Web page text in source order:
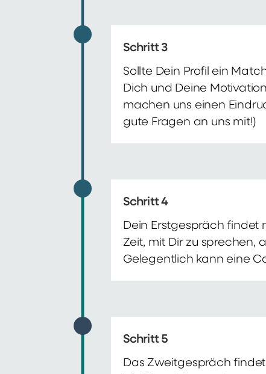
Schritt 3
Sollte Dein Profil ein
Dich und Deine
machen uns einen
gute Fragen an uns mit!)
Schritt 4
Dein Erstgespräch findet
Zeit, mit Dir zu sprechen,
Gelegentlich kann eine
Schritt 5
Das Zweitgespräch